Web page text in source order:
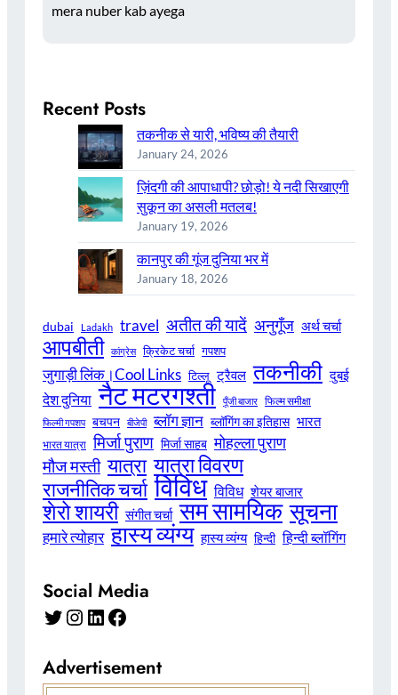
mera nuber kab ayega
Recent Posts
तकनीक से यारी, भविष्य की तैयारी
January 24, 2026
ज़िंदगी की आपाधापी? छोड़ो! ये नदी सिखाएगी
सुकून का असली मतलब!
January 19, 2026
कानपुर की गूंज दुनिया भर में
January 18, 2026
dubai Ladakh travel अतीत की यादें अनुगूँज अर्थ चर्चा
आपबीती कांग्रेस क्रिकेट चर्चा गपशप
जुगाड़ी लिंक।Cool Links टिल्लू ट्रैवल तकनीकी दुबई
देश दुनिया नैट मटरगश्ती पूँजी बाजार फिल्म समीक्षा
फिल्मी गपशप बचपन बीजेपी ब्लॉग ज्ञान ब्लॉगिंग का इतिहास भारत
भारत यात्रा मिर्जा पुराण मिर्जा साहब मोहल्ला पुराण
मौज मस्ती यात्रा यात्रा विवरण
राजनीतिक चर्चा विविध विविध शेयर बाजार
शेरो शायरी संगीत चर्चा सम सामयिक सूचना
हमारे त्योहार हास्य व्यंग्य हास्य व्यंग्य हिन्दी हिन्दी ब्लॉगिंग
Social Media
Twitter Instagram LinkedIn Facebook
Advertisement